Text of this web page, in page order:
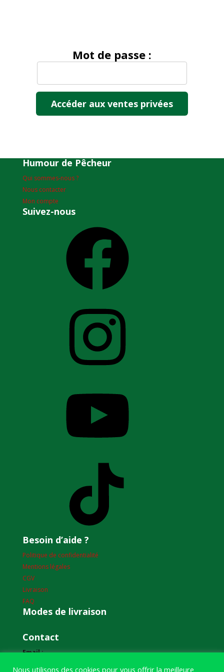
Mot de passe :
Humour de Pêcheur
Qui sommes-nous ?
Nous contacter
Mon compte
Suivez-nous
Besoin d’aide ?
Politique de confidentialité
Mentions légales
CGV
Livraison
FAQ
Modes de livraison
Contact
Email :
Nous utilisons des cookies pour vous offrir la meilleure